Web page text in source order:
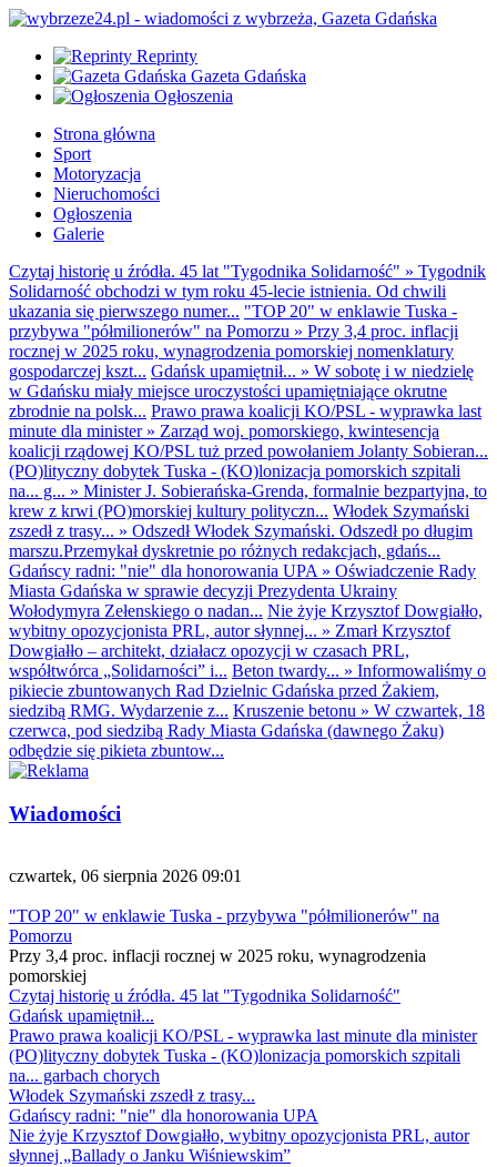
Reprinty
Gazeta Gdańska
Ogłoszenia
Strona główna
Sport
Motoryzacja
Nieruchomości
Ogłoszenia
Galerie
Czytaj historię u źródła. 45 lat "Tygodnika Solidarność" » Tygodnik
Solidarność obchodzi w tym roku 45-lecie istnienia. Od chwili
ukazania się pierwszego numer... "TOP 20" w enklawie Tuska -
przybywa "półmilionerów" na Pomorzu » Przy 3,4 proc. inflacji
rocznej w 2025 roku, wynagrodzenia pomorskiej nomenklatury
gospodarczej kszt... Gdańsk upamiętnił... » W sobotę i w niedzielę
w Gdańsku miały miejsce uroczystości upamiętniające okrutne
zbrodnie na polsk... Prawo prawa koalicji KO/PSL - wyprawka last
minute dla minister» Zarząd woj. pomorskiego, kwintesencja
koalicji rządowej KO/PSL tuż przed powołaniem Jolanty Sobieran...
(PO)lityczny dobytek Tuska - (KO)lonizacja pomorskich szpitali
na... g... » Minister J. Sobierańska-Grenda, formalnie bezpartyjna, to
krew z krwi (PO)morskiej kultury polityczn... Włodek Szymański
zszedł z trasy... » Odszedł Włodek Szymański. Odszedł po długim
marszu.Przemykał dyskretnie po różnych redakcjach, gdańs...
Gdańscy radni: "nie" dla honorowania UPA » Oświadczenie Rady
Miasta Gdańska w sprawie decyzji Prezydenta Ukrainy
Wołodymyra Zełenskiego o nadan... Nie żyje Krzysztof Dowgiałło,
wybitny opozycjonista PRL, autor słynnej... » Zmarł Krzysztof
Dowgiałło – architekt, działacz opozycji w czasach PRL,
współtwórca „Solidarności” i... Beton twardy... » Informowaliśmy o
pikiecie zbuntowanych Rad Dzielnic Gdańska przed Żakiem,
siedzibą RMG. Wydarzenie z... Kruszenie betonu » W czwartek, 18
czerwca, pod siedzibą Rady Miasta Gdańska (dawnego Żaku)
odbędzie się pikieta zbuntow...
Wiadomości
czwartek, 06 sierpnia 2026 09:01
"TOP 20" w enklawie Tuska - przybywa "półmilionerów" na
Pomorzu
Przy 3,4 proc. inflacji rocznej w 2025 roku, wynagrodzenia
pomorskiej
Czytaj historię u źródła. 45 lat "Tygodnika Solidarność"
Gdańsk upamiętnił...
Prawo prawa koalicji KO/PSL - wyprawka last minute dla minister
(PO)lityczny dobytek Tuska - (KO)lonizacja pomorskich szpitali
na... garbach chorych
Włodek Szymański zszedł z trasy...
Gdańscy radni: "nie" dla honorowania UPA
Nie żyje Krzysztof Dowgiałło, wybitny opozycjonista PRL, autor
słynnej „Ballady o Janku Wiśniewskim”